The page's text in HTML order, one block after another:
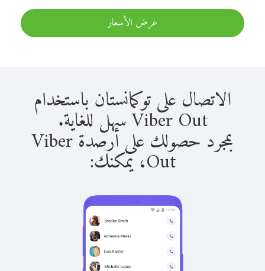
عرض الأسعار
الاتصال على توكمانستان باستخدام
Viber Out سهل للغاية.
بمجرد حصولك على أرصدة Viber
Out، يمكنك: